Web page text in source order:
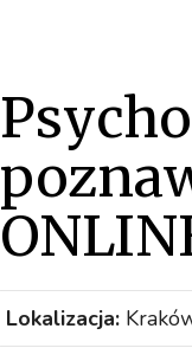
Lokalizacja: